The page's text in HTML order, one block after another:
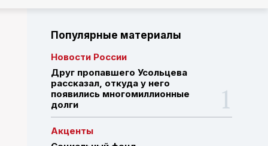
Популярные материалы
Новости России
Друг пропавшего Усольцева
рассказал, откуда у него
появились многомиллионные
долги
Акценты